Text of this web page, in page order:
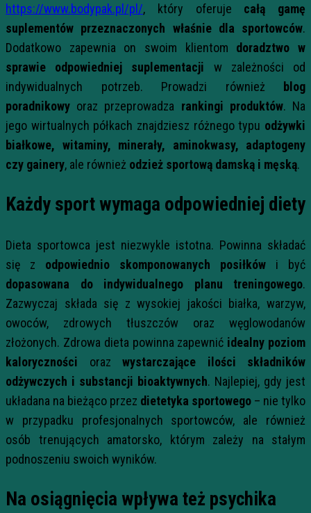
https://www.bodypak.pl/pl/, który oferuje całą gamę
suplementów przeznaczonych właśnie dla sportowców.
Dodatkowo zapewnia on swoim klientom doradztwo w
sprawie odpowiedniej suplementacji w zależności od
indywidualnych potrzeb. Prowadzi również blog
poradnikowy oraz przeprowadza rankingi produktów. Na
jego wirtualnych półkach znajdziesz różnego typu odżywki
białkowe, witaminy, minerały, aminokwasy, adaptogeny
czy gainery, ale również odzież sportową damską i męską.
Każdy sport wymaga odpowiedniej diety
Dieta sportowca jest niezwykle istotna. Powinna składać
się z odpowiednio skomponowanych posiłków i być
dopasowana do indywidualnego planu treningowego.
Zazwyczaj składa się z wysokiej jakości białka, warzyw,
owoców, zdrowych tłuszczów oraz węglowodanów
złożonych. Zdrowa dieta powinna zapewnić idealny poziom
kaloryczności oraz wystarczające ilości składników
odżywczych i substancji bioaktywnych. Najlepiej, gdy jest
układana na bieżąco przez dietetyka sportowego – nie tylko
w przypadku profesjonalnych sportowców, ale również
osób trenujących amatorsko, którym zależy na stałym
podnoszeniu swoich wyników.
Na osiągnięcia wpływa też psychika